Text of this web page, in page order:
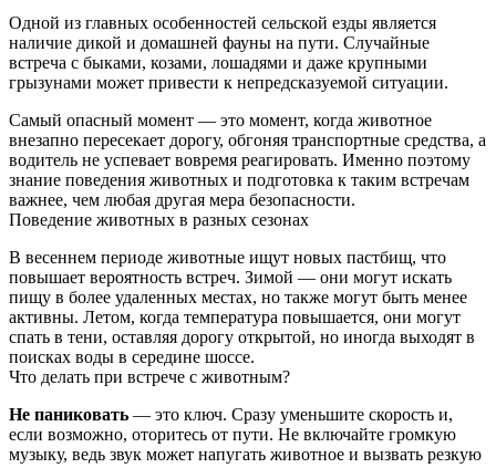
Одной из главных особенностей сельской езды является
наличие дикой и домашней фауны на пути. Случайные
встреча с быками, козами, лошадями и даже крупными
грызунами может привести к непредсказуемой ситуации.
Самый опасный момент — это момент, когда животное
внезапно пересекает дорогу, обгоняя транспортные средства, а
водитель не успевает вовремя реагировать. Именно поэтому
знание поведения животных и подготовка к таким встречам
важнее, чем любая другая мера безопасности.
Поведение животных в разных сезонах
В весеннем периоде животные ищут новых пастбищ, что
повышает вероятность встреч. Зимой — они могут искать
пищу в более удаленных местах, но также могут быть менее
активны. Летом, когда температура повышается, они могут
спать в тени, оставляя дорогу открытой, но иногда выходят в
поисках воды в середине шоссе.
Что делать при встрече с животным?
Не паниковать — это ключ. Сразу уменьшите скорость и,
если возможно, оторитесь от пути. Не включайте громкую
музыку, ведь звук может напугать животное и вызвать резкую